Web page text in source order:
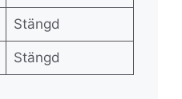
Stängd
Stängd